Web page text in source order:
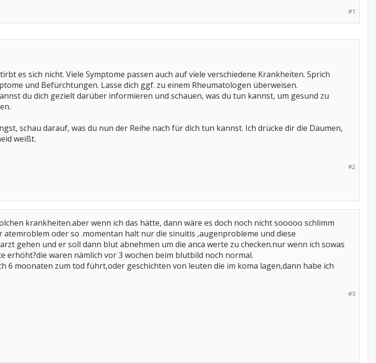
#1
es sich nicht. Viele Symptome passen auch auf viele verschiedene Krankheiten. Sprich
und Befürchtungen. Lasse dich ggf. zu einem Rheumatologen überweisen.
du dich gezielt darüber informieren und schauen, was du tun kannst, um gesund zu
schau darauf, was du nun der Reihe nach für dich tun kannst. Ich drücke dir die Daumen,
weißt.
#2
krankheiten.aber wenn ich das hätte, dann wäre es doch noch nicht sooooo schlimm
atemroblem oder so .momentan halt nur die sinuitis ,augenprobleme und diese
gehen und er soll dann blut abnehmen um die anca werte zu checken.nur wenn ich sowas
erhöht?die waren nämlich vor 3 wochen beim blutbild noch normal.
6 moonaten zum tod führt,oder geschichten von leuten die im koma lagen,dann habe ich
#3